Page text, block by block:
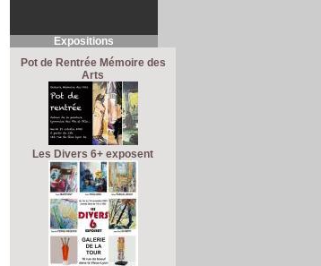
Expositions
Pot de Rentrée Mémoire des
Arts
Les Divers 6+ exposent